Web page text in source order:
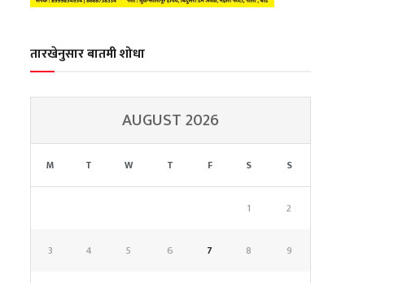
तारखेनुसार बातमी शोधा
AUGUST 2026
M T W T F S S
1 2
3 4 5 6 7 8 9